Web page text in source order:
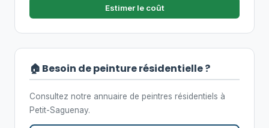
Estimer le coût
🏠 Besoin de peinture résidentielle ?
Consultez notre annuaire de peintres résidentiels à
Petit-Saguenay.